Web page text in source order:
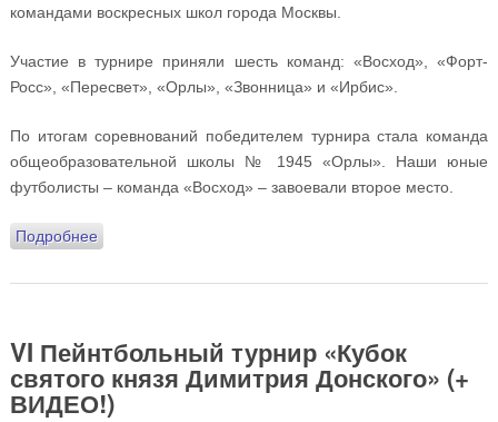
командами воскресных школ города Москвы.
Участие в турнире приняли шесть команд: «Восход», «Форт-
Росс», «Пересвет», «Орлы», «Звонница» и «Ирбис».
По итогам соревнований победителем турнира стала команда
общеобразовательной школы № 1945 «Орлы». Наши юные
футболисты – команда «Восход» – завоевали второе место.
Подробнеео Состоялся Покровский турнир «Кубок Дружбы» по
VI Пейнтбольный турнир «Кубок
святого князя Димитрия Донского» (+
ВИДЕО!)